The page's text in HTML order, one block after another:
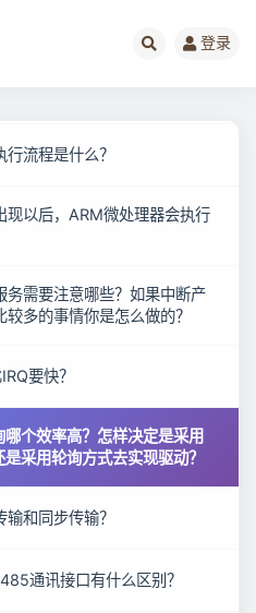
登录
流程是什么？
现以后，ARM微处理器会执行
务需要注意哪些？如果中断产
较多的事情你是怎么做的？
要快？
哪个效率高？怎样决定是采用
采用轮询方式去实现驱动？
和同步传输？
通讯接口有什么区别？